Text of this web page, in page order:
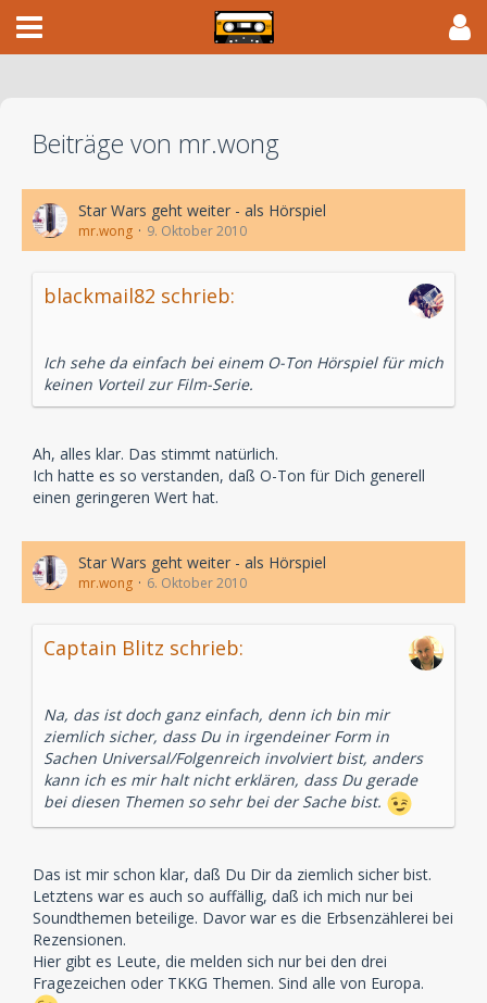
Beiträge von mr.wong
Star Wars geht weiter - als Hörspiel
mr.wong 9. Oktober 2010
blackmail82 schrieb:
Ich sehe da einfach bei einem O-Ton Hörspiel für mich
keinen Vorteil zur Film-Serie.
Ah, alles klar. Das stimmt natürlich.
Ich hatte es so verstanden, daß O-Ton für Dich generell
einen geringeren Wert hat.
Star Wars geht weiter - als Hörspiel
mr.wong 6. Oktober 2010
Captain Blitz schrieb:
Na, das ist doch ganz einfach, denn ich bin mir
ziemlich sicher, dass Du in irgendeiner Form in
Sachen Universal/Folgenreich involviert bist, anders
kann ich es mir halt nicht erklären, dass Du gerade
bei diesen Themen so sehr bei der Sache bist.
Das ist mir schon klar, daß Du Dir da ziemlich sicher bist.
Letztens war es auch so auffällig, daß ich mich nur bei
Soundthemen beteilige. Davor war es die Erbsenzählerei bei
Rezensionen.
Hier gibt es Leute, die melden sich nur bei den drei
Fragezeichen oder TKKG Themen. Sind alle von Europa.